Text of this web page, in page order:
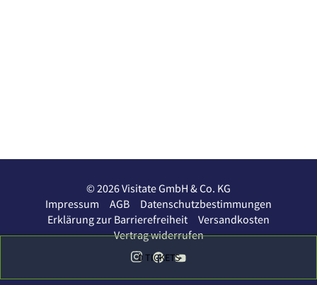
0 TICKETS
© 2026 Visitate GmbH & Co. KG
Impressum
AGB
Datenschutzbestimmungen
Erklärung zur Barrierefreiheit
Versandkosten
Vertrag widerrufen